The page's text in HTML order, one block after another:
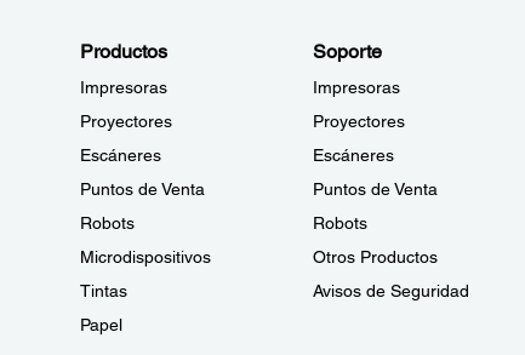
Productos
Impresoras
Proyectores
Escáneres
Puntos de Venta
Robots
Microdispositivos
Tintas
Papel
Soporte
Impresoras
Proyectores
Escáneres
Puntos de Venta
Robots
Otros Productos
Avisos de Seguridad